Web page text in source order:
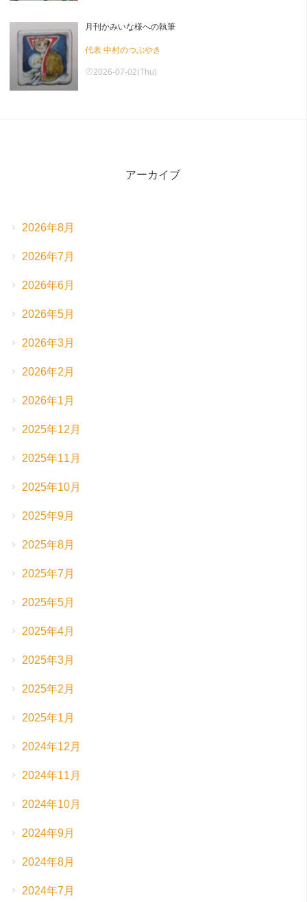
月刊かみいな様への執筆
代表 中村のつぶやき
2026-07-02(Thu)
アーカイブ
2026年8月
2026年7月
2026年6月
2026年5月
2026年3月
2026年2月
2026年1月
2025年12月
2025年11月
2025年10月
2025年9月
2025年8月
2025年7月
2025年5月
2025年4月
2025年3月
2025年2月
2025年1月
2024年12月
2024年11月
2024年10月
2024年9月
2024年8月
2024年7月